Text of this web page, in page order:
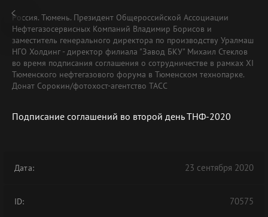
Россия. Тюмень. Президент Общероссийской Ассоциации
Нефтегазосервисных Компаний Владимир Борисов и
заместитель генерального директора по производству Уралмаш
НГО Холдинг - директор филиала "Завод БКУ" Михаил Стеклов
во время подписания соглашения о сотрудничестве в рамках XI
Тюменского нефтегазового форума в Тюменском технопарке.
Донат Сорокин/фотохост-агентство ТАСС
Подписание соглашений во второй день ТНФ-2020
Дата: 23 сентября 2020
ID: 70575